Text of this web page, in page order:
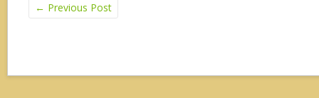
← Previous Post